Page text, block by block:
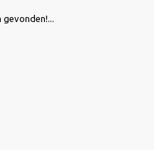
gevonden!...